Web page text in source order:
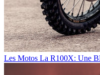
Les Motos La R100X: Une